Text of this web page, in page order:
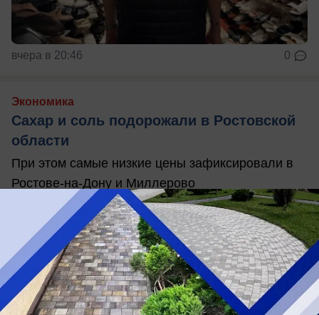
вчера в 20:46 0
Экономика
Сахар и соль подорожали в Ростовской
области
При этом самые низкие цены зафиксировали в
Ростове-на-Дону и Миллерово